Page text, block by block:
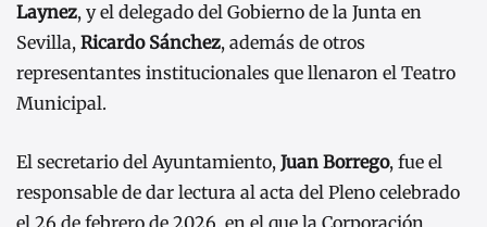
Laynez, y el delegado del Gobierno de la Junta en
Sevilla, Ricardo Sánchez, además de otros
representantes institucionales que llenaron el Teatro
Municipal.
El secretario del Ayuntamiento, Juan Borrego, fue el
responsable de dar lectura al acta del Pleno celebrado
el 26 de febrero de 2026, en el que la Corporación